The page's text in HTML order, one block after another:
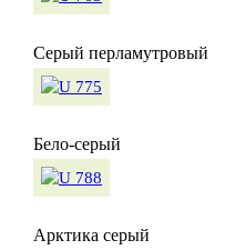
Серый перламутровый
Бело-серый
Арктика серый